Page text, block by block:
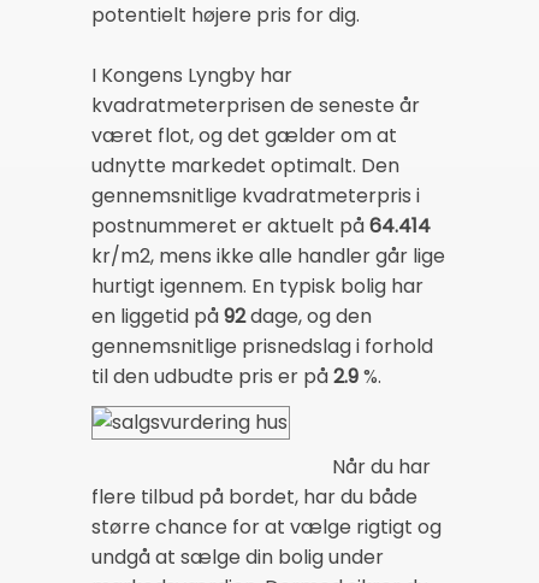
potentielt højere pris for dig.
I Kongens Lyngby har
kvadratmeterprisen de seneste år
været flot, og det gælder om at
udnytte markedet optimalt. Den
gennemsnitlige kvadratmeterpris i
postnummeret er aktuelt på64.414
kr/m2, mens ikke alle handler går lige
hurtigt igennem. En typisk bolig har
en liggetid på92dage, og den
gennemsnitlige prisnedslag i forhold
til den udbudte pris er på2.9%.
Når du har
flere tilbud på bordet, har du både
større chance for at vælge rigtigt og
undgå at sælge din bolig under